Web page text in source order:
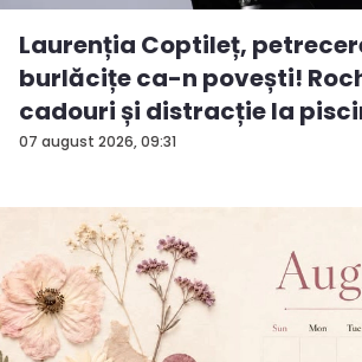
07 august 2026, 09:31
Laurenția Coptileț,
burlăcițe ca-n povești!
cadouri și distracție la
surp...